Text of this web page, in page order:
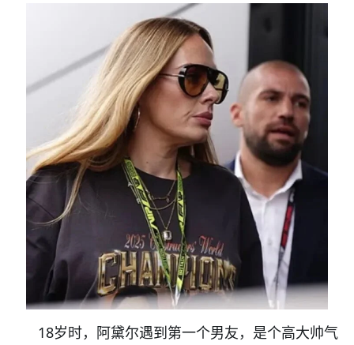
18岁时，阿黛尔遇到第一个男友，是个高大帅气